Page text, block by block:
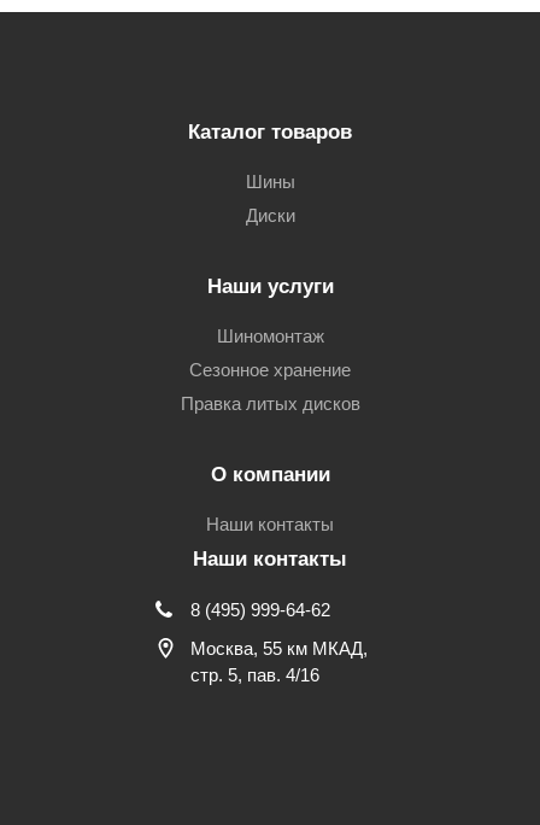
Каталог товаров
Шины
Диски
Наши услуги
Шиномонтаж
Сезонное хранение
Правка литых дисков
О компании
Наши контакты
Наши контакты
8 (495) 999-64-62
Москва, 55 км МКАД,
стр. 5, пав. 4/16